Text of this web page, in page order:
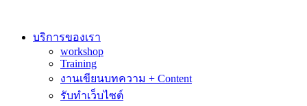
contentบริการของเรา
workshop
Training
งานเขียนบทความ + Content
รับทำเว็บไซต์